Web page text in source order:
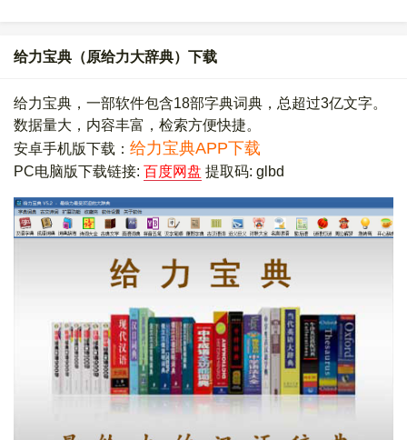
给力宝典（原给力大辞典）下载
给力宝典，一部软件包含18部字典词典，总超过3亿文字。
数据量大，内容丰富，检索方便快捷。
安卓手机版下载： 给力宝典APP下载
PC电脑版下载链接: 百度网盘 提取码: glbd